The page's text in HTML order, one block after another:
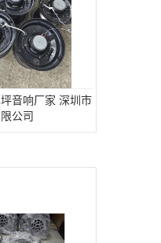
音响厂家 深圳市
公司